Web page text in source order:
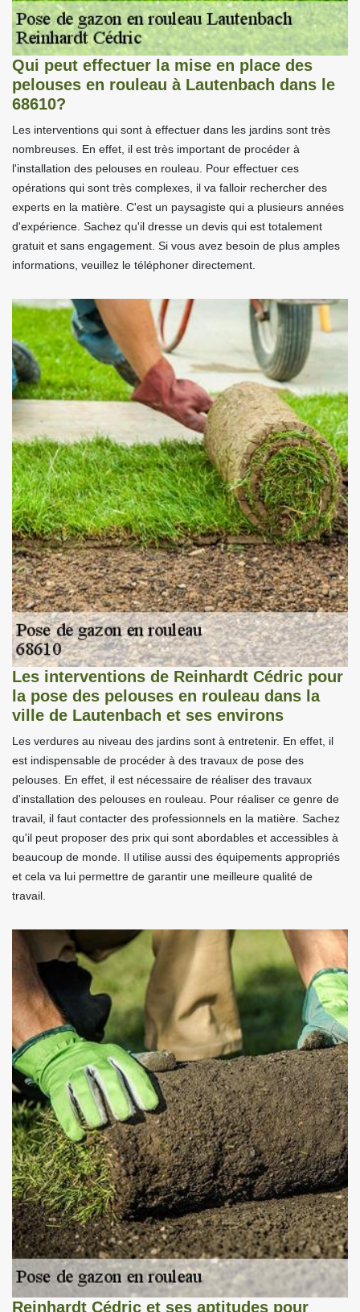
Qui peut effectuer la mise en place des
pelouses en rouleau à Lautenbach dans le
68610?
Les interventions qui sont à effectuer dans les jardins sont très
nombreuses. En effet, il est très important de procéder à
l'installation des pelouses en rouleau. Pour effectuer ces
opérations qui sont très complexes, il va falloir rechercher des
experts en la matière. C'est un paysagiste qui a plusieurs années
d'expérience. Sachez qu'il dresse un devis qui est totalement
gratuit et sans engagement. Si vous avez besoin de plus amples
informations, veuillez le téléphoner directement.
Les interventions de Reinhardt Cédric pour
la pose des pelouses en rouleau dans la
ville de Lautenbach et ses environs
Les verdures au niveau des jardins sont à entretenir. En effet, il
est indispensable de procéder à des travaux de pose des
pelouses. En effet, il est nécessaire de réaliser des travaux
d'installation des pelouses en rouleau. Pour réaliser ce genre de
travail, il faut contacter des professionnels en la matière. Sachez
qu'il peut proposer des prix qui sont abordables et accessibles à
beaucoup de monde. Il utilise aussi des équipements appropriés
et cela va lui permettre de garantir une meilleure qualité de
travail.
Reinhardt Cédric et ses aptitudes pour